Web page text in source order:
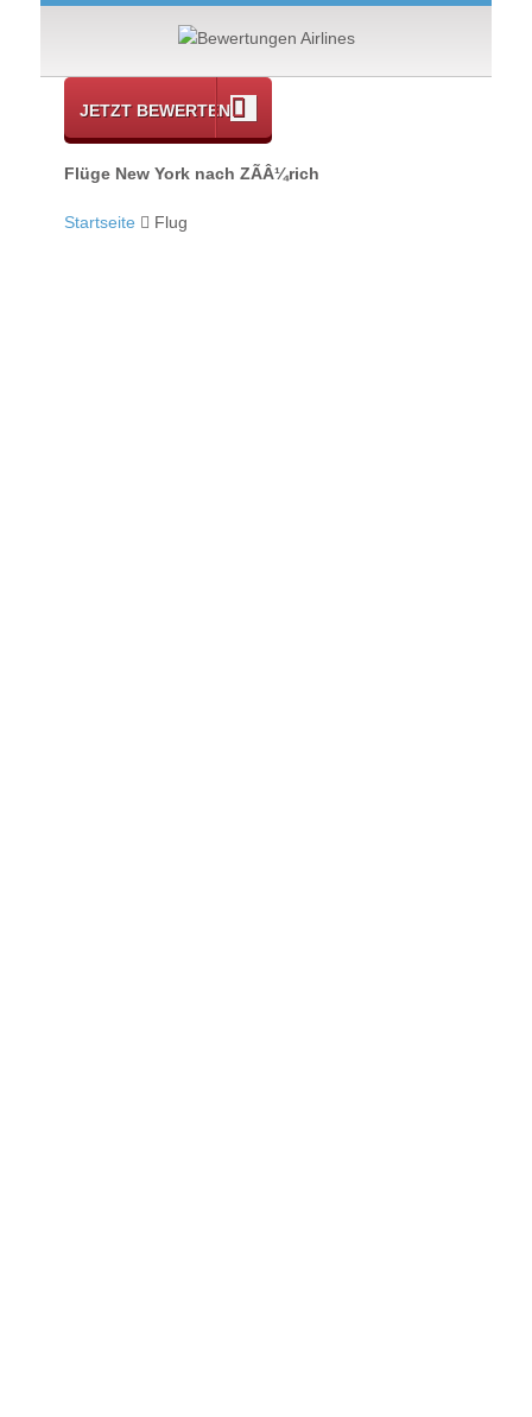
JETZT BEWERTEN
Flüge New York nach ZÃÂ¼rich
Startseite Flug